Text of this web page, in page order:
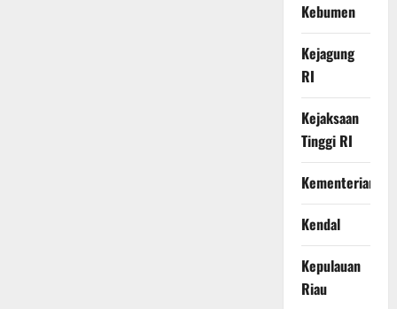
Kebumen
Kejagung
RI
Kejaksaan
Tinggi RI
Kementerian
Kendal
Kepulauan
Riau